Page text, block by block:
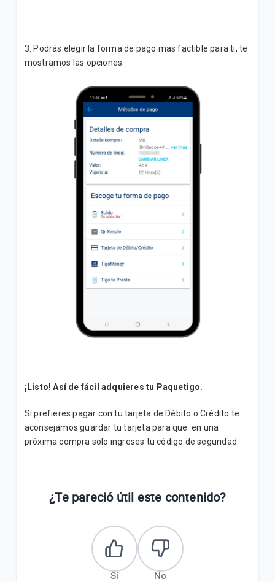
3. Podrás elegir la forma de pago mas factible para ti, te
mostramos las opciones.
¡Listo! Así de fácil adquieres tu Paquetigo.
Si prefieres pagar con tu tarjeta de Débito o Crédito te
aconsejamos guardar tu tarjeta para que en una
próxima compra solo ingreses tu código de seguridad.
¿Te pareció útil este contenido?
Sí No